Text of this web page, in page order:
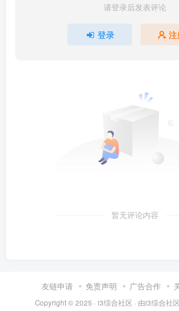
请登录后发表评论
登录
暂无评论内容
友链申请 免责声明 广告合作
Copyright © 2025 · i3综合社区 · 由i3综合社区